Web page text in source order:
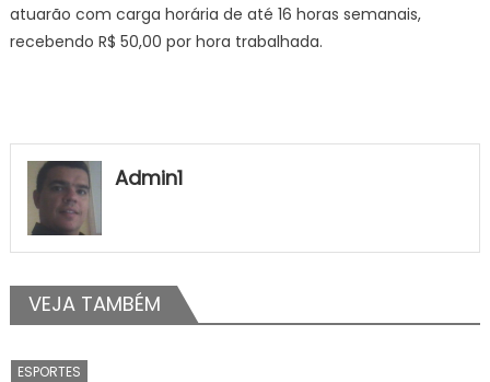
atuarão com carga horária de até 16 horas semanais,
recebendo R$ 50,00 por hora trabalhada.
Admin1
VEJA TAMBÉM
ESPORTES